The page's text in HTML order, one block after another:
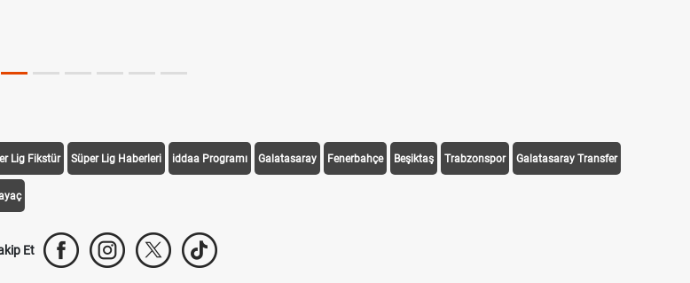
Lig Fikstür Süper Lig Haberleri iddaa Programı Galatasaray Fenerbahçe Beşiktaş Trabzonspor Galatasaray Transfer
Et